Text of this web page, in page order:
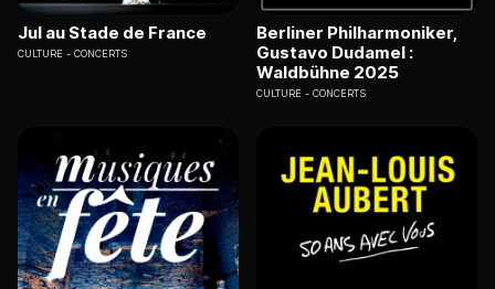
Jul au Stade de France
CULTURE CONCERTS
Berliner Philharmoniker,
Gustavo Dudamel :
Waldbühne 2025
CULTURE CONCERTS